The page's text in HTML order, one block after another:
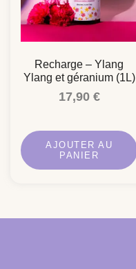
Recharge – Ylang
Ylang et géranium (1L)
17,90 €
AJOUTER AU
PANIER